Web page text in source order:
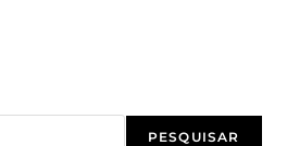
PESQUISAR